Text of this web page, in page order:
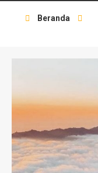
Beranda